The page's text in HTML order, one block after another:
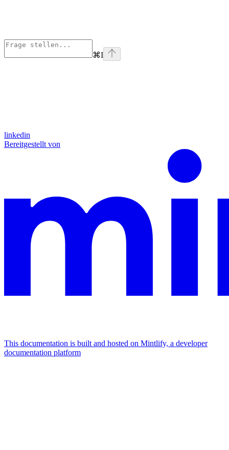
⌘I
linkedin
Bereitgestellt von
This documentation is built and hosted on Mintlify, a developer
documentation platform